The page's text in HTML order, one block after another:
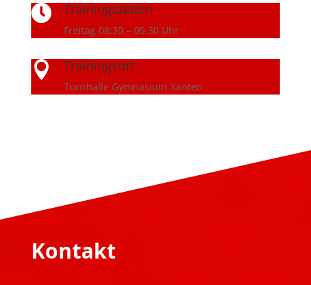
 Trainingszeiten
Freitag 08:30 – 09.30 Uhr
 Trainingsort
Turnhalle Gymnasium Xanten
Kontakt